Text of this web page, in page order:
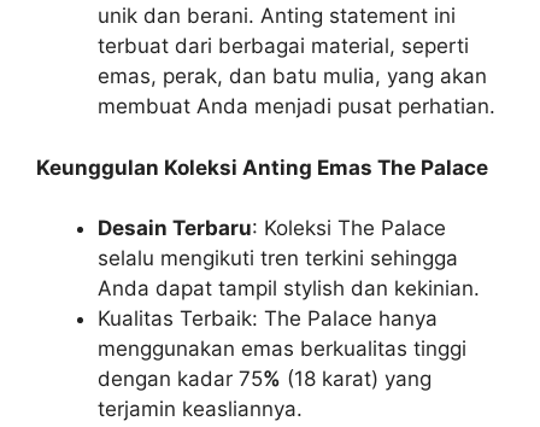
unik dan berani. Anting statement ini
terbuat dari berbagai material, seperti
emas, perak, dan batu mulia, yang akan
membuat Anda menjadi pusat perhatian.
Keunggulan Koleksi Anting Emas The Palace
Desain Terbaru: Koleksi The Palace
selalu mengikuti tren terkini sehingga
Anda dapat tampil stylish dan kekinian.
Kualitas Terbaik: The Palace hanya
menggunakan emas berkualitas tinggi
dengan kadar 75% (18 karat) yang
terjamin keasliannya.